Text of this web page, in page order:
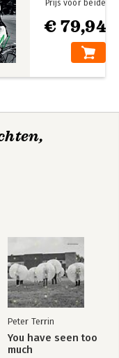
TECHNOLOGIEËN
€ 79,94
Prijs voor beide
Peter Terrin
You have seen too
much